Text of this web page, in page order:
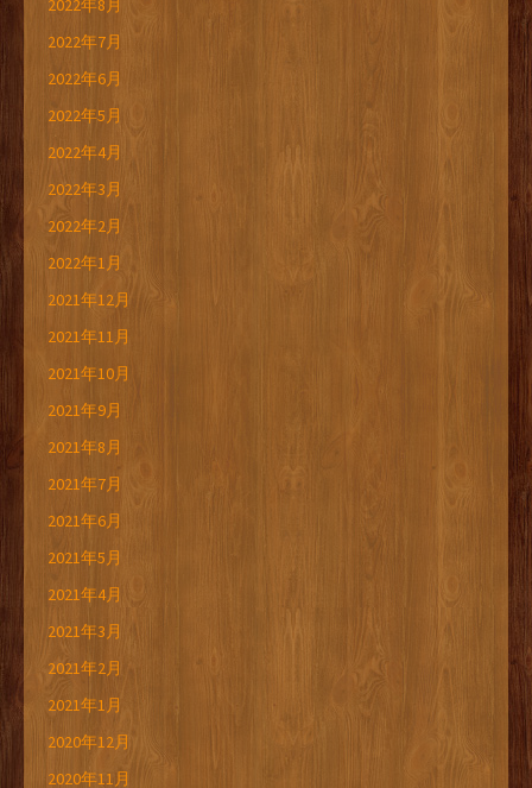
2022年8月
2022年7月
2022年6月
2022年5月
2022年4月
2022年3月
2022年2月
2022年1月
2021年12月
2021年11月
2021年10月
2021年9月
2021年8月
2021年7月
2021年6月
2021年5月
2021年4月
2021年3月
2021年2月
2021年1月
2020年12月
2020年11月